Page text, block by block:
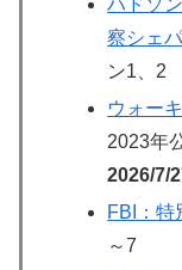
察シェ
ン1、2
ウォー
2023年
2026/7/
FBI：特
～7